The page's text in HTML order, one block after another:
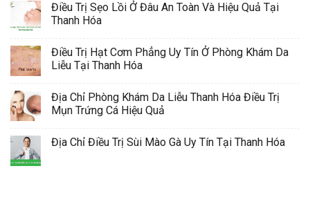
Điều Trị Sẹo Lồi Ở Đâu An Toàn Và Hiệu Quả Tại
Thanh Hóa
Điều Trị Hạt Cơm Phẳng Uy Tín Ở Phòng Khám Da
Liễu Tại Thanh Hóa
Địa Chỉ Phòng Khám Da Liễu Thanh Hóa Điều Trị
Mụn Trứng Cá Hiệu Quả
Địa Chỉ Điều Trị Sùi Mào Gà Uy Tín Tại Thanh Hóa